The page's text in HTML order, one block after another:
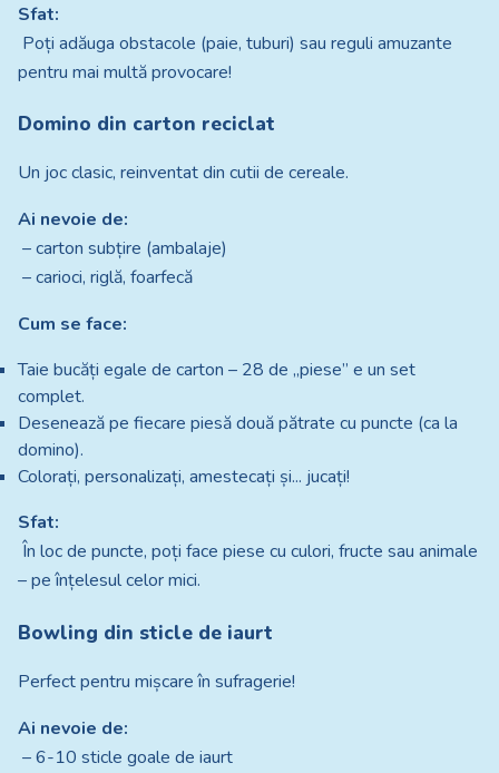
Sfat:
Poți adăuga obstacole (paie, tuburi) sau reguli amuzante
pentru mai multă provocare!
Domino din carton reciclat
Un joc clasic, reinventat din cutii de cereale.
Ai nevoie de:
– carton subțire (ambalaje)
– carioci, riglă, foarfecă
Cum se face:
Taie bucăți egale de carton – 28 de „piese” e un set
complet.
Desenează pe fiecare piesă două pătrate cu puncte (ca la
domino).
Colorați, personalizați, amestecați și... jucați!
Sfat:
În loc de puncte, poți face piese cu culori, fructe sau animale
– pe înțelesul celor mici.
Bowling din sticle de iaurt
Perfect pentru mișcare în sufragerie!
Ai nevoie de:
– 6-10 sticle goale de iaurt